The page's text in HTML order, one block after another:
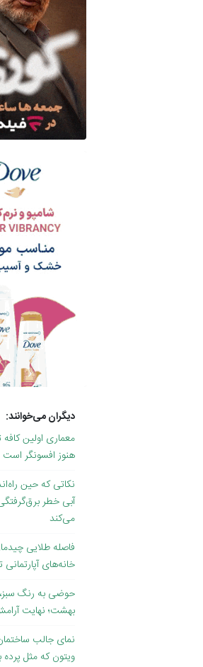
دیگران می‌خوانند:
معماری اولین کافه
هنوز افسونگر است
نکاتی که حین
آبی خطر
می‌کند
فاصله طلایی
خانه‌های آپارتمانی
حوضی به رنگ
بهشت؛ نهایت
نمای جالب
ویتون که مثل